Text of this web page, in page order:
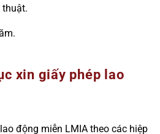
thuật.
xin giấy phép lao
động miễn LMIA theo các hiệp